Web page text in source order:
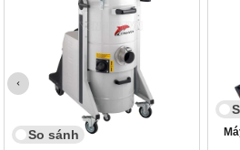
So sánh